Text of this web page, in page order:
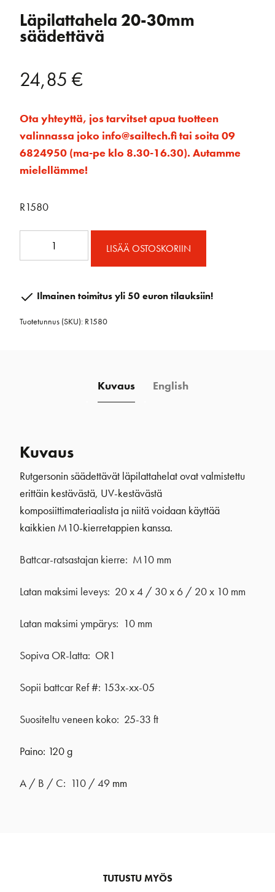
Läpilattahela 20-30mm
säädettävä
24,85 €
Ota yhteyttä, jos tarvitset apua tuotteen
valinnassa joko info@sailtech.fi tai soita 09
6824950 (ma-pe klo 8.30-16.30). Autamme
mielellämme!
R1580
säädettävä
LISÄÄ OSTOSKORIIN
Ilmainen toimitus yli 50 euron tilauksiin!
Tuotetunnus (SKU): R1580
Kuvaus English
Kuvaus
Rutgersonin säädettävät läpilattahelat ovat valmistettu
erittäin kestävästä, UV-kestävästä
komposiittimateriaalista ja niitä voidaan käyttää
kaikkien M10-kierretappien kanssa.
Battcar-ratsastajan kierre: M10 mm
Latan maksimi leveys: 20 x 4 / 30 x 6 / 20 x 10 mm
Latan maksimi ympärys: 10 mm
Sopiva OR-latta: OR1
Sopii battcar Ref #: 153x-xx-05
Suositeltu veneen koko: 25-33 ft
Paino: 120 g
A / B / C: 110 / 49 mm
TUTUSTU MYÖS